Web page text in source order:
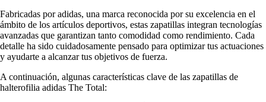
Fabricadas por adidas, una marca reconocida por su excelencia en el
ámbito de los artículos deportivos, estas zapatillas integran tecnologías
avanzadas que garantizan tanto comodidad como rendimiento. Cada
detalle ha sido cuidadosamente pensado para optimizar tus actuaciones
y ayudarte a alcanzar tus objetivos de fuerza.
A continuación, algunas características clave de las zapatillas de
halterofilia adidas The Total: